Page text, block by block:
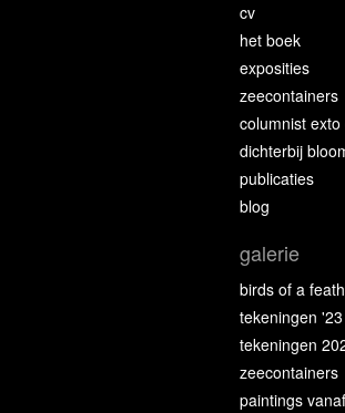
cv
het boek
exposities
zeecontainers
columnist exto
dichterbij
publicaties
blog
galerie
birds of a
tekeningen
tekeningen
zeecontainers
paintings